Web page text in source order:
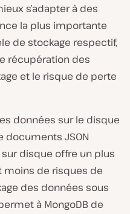
s’adapter à des
la plus importante
de stockage respectif,
récupération des
et le risque de perte
données sur le disque
JSON
sur disque offre un plus
moins de risques de
des données sous
à MongoDB de